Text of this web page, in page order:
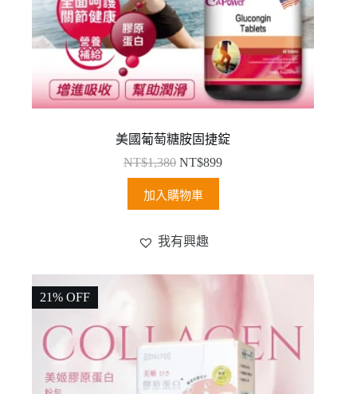
美國葡萄糖胺固捷錠
NT$1,380 NT$899
加入購物車
我有興趣
21% OFF